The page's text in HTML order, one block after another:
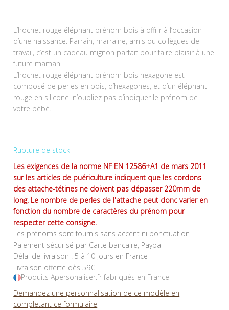
L’hochet rouge éléphant prénom bois à offrir à l’occasion
d’une naissance. Parrain, marraine, amis ou collègues de
travail, c’est un cadeau mignon parfait pour faire plaisir à une
future maman.
L’hochet rouge éléphant prénom bois hexagone est
composé de perles en bois, d’hexagones, et d’un éléphant
rouge en silicone. n’oubliez pas d’indiquer le prénom de
votre bébé.
Rupture de stock
Les exigences de la norme NF EN 12586+A1 de mars 2011
sur les articles de puériculture indiquent que les cordons
des attache-tétines ne doivent pas dépasser 220mm de
long. Le nombre de perles de l'attache peut donc varier en
fonction du nombre de caractères du prénom pour
respecter cette consigne.
Les prénoms sont fournis sans accent ni ponctuation
Paiement sécurisé par Carte bancaire, Paypal
Délai de livraison : 5 à 10 jours en France
Livraison offerte dès 59€
Produits Apersonaliser.fr fabriqués en France
Demandez une personnalisation de ce modèle en
completant ce formulaire